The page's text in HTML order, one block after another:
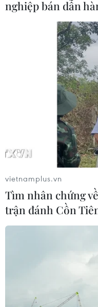
nghiệp bán dẫn
vietnamplus.vn
Tìm nhân chứng
trận đánh Cồn